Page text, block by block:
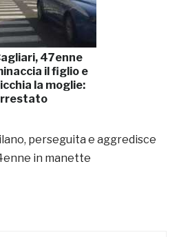
47enne
il figlio e
la moglie:
perseguita e aggredisce
in manette